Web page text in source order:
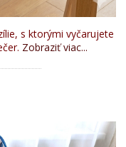
s ktorými vyčarujete
Zobraziť viac...